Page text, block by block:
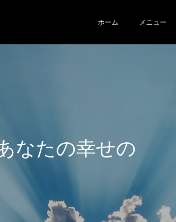
ホーム メニュー
あ な た の 幸 せ の
ヒントがここ